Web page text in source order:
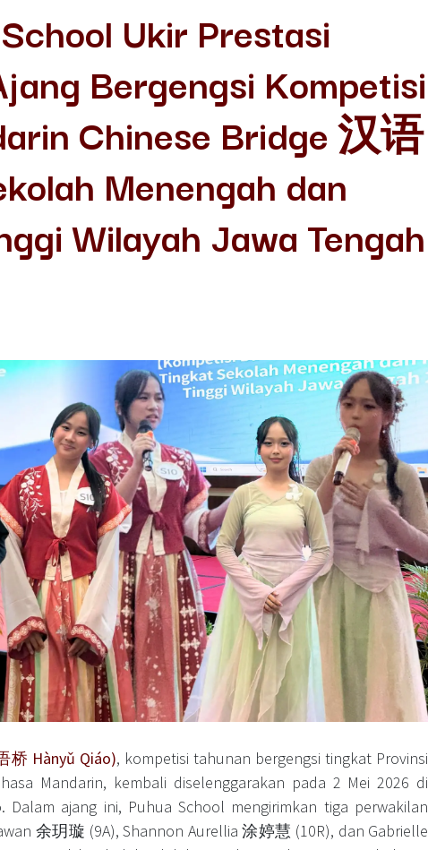
Ukir Prestasi
Bergengsi Kompetisi
Chinese Bridge 汉语
Menengah dan
Wilayah Jawa Tengah
桥 Hànyǔ Qiáo), kompetisi tahunan bergengsi tingkat Provinsi
Mandarin, kembali diselenggarakan pada 2 Mei 2026 di
Dalam ajang ini, Puhua School mengirimkan tiga perwakilan
余玥璇 (9A), Shannon Aurellia 涂婷慧 (10R), dan Gabrielle